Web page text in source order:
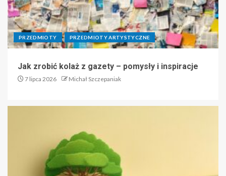
PRZEDMIOTY PRZEDMIOTY ARTYSTYCZNE
Jak zrobić kolaż z gazety – pomysły i inspiracje
7 lipca 2026 Michał Szczepaniak